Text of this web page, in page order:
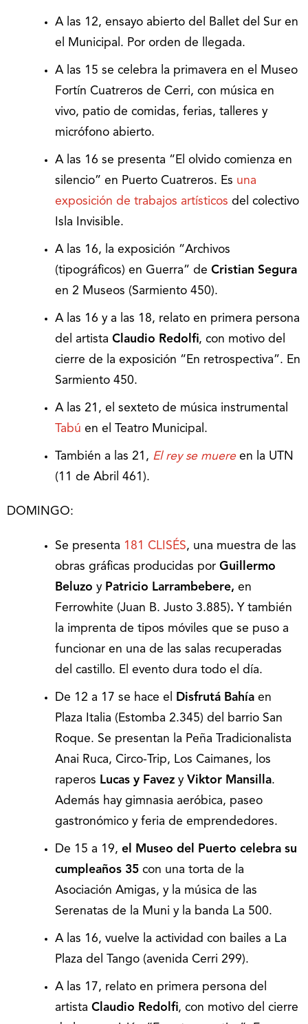
A las 12, ensayo abierto del Ballet del Sur en
el Municipal. Por orden de llegada.
A las 15 se celebra la primavera en el Museo
Fortín Cuatreros de Cerri, con música en
vivo, patio de comidas, ferias, talleres y
micrófono abierto.
A las 16 se presenta “El olvido comienza en
silencio” en Puerto Cuatreros. Es una
exposición de trabajos artísticos del colectivo
Isla Invisible.
A las 16, la exposición “Archivos
(tipográficos) en Guerra” de Cristian Segura
en 2 Museos (Sarmiento 450).
A las 16 y a las 18, relato en primera persona
del artista Claudio Redolfi, con motivo del
cierre de la exposición “En retrospectiva”. En
Sarmiento 450.
A las 21, el sexteto de música instrumental
Tabú en el Teatro Municipal.
También a las 21, El rey se muereen la UTN
(11 de Abril 461).
DOMINGO:
Se presenta 181 CLISÉS, una muestra de las
obras gráficas producidas por Guillermo
Beluzo y Patricio Larrambebere, en
Ferrowhite (Juan B. Justo 3.885). Y también
la imprenta de tipos móviles que se puso a
funcionar en una de las salas recuperadas
del castillo. El evento dura todo el día.
De 12 a 17 se hace el Disfrutá Bahía en
Plaza Italia (Estomba 2.345) del barrio San
Roque. Se presentan la Peña Tradicionalista
Anai Ruca, Circo-Trip, Los Caimanes, los
raperos Lucas y Favez y Viktor Mansilla.
Además hay gimnasia aeróbica, paseo
gastronómico y feria de emprendedores.
De 15 a 19, el Museo del Puerto celebra su
cumpleaños 35 con una torta de la
Asociación Amigas, y la música de las
Serenatas de la Muni y la banda La 500.
A las 16, vuelve la actividad con bailes a La
Plaza del Tango (avenida Cerri 299).
A las 17, relato en primera persona del
artista Claudio Redolfi, con motivo del cierre